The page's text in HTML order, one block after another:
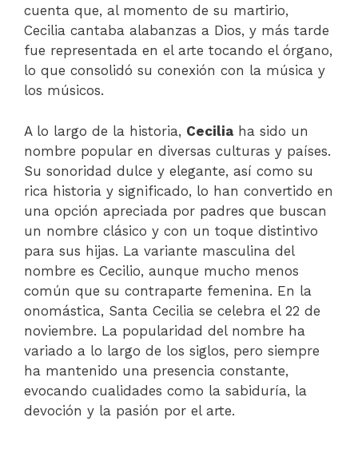
cuenta que, al momento de su martirio,
Cecilia cantaba alabanzas a Dios, y más tarde
fue representada en el arte tocando el órgano,
lo que consolidó su conexión con la música y
los músicos.
A lo largo de la historia, Cecilia ha sido un
nombre popular en diversas culturas y países.
Su sonoridad dulce y elegante, así como su
rica historia y significado, lo han convertido en
una opción apreciada por padres que buscan
un nombre clásico y con un toque distintivo
para sus hijas. La variante masculina del
nombre es Cecilio, aunque mucho menos
común que su contraparte femenina. En la
onomástica, Santa Cecilia se celebra el 22 de
noviembre. La popularidad del nombre ha
variado a lo largo de los siglos, pero siempre
ha mantenido una presencia constante,
evocando cualidades como la sabiduría, la
devoción y la pasión por el arte.